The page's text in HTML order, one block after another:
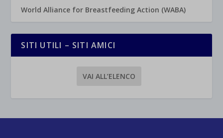
World Alliance for Breastfeeding Action (WABA)
SITI UTILI – SITI AMICI
VAI ALL’ELENCO